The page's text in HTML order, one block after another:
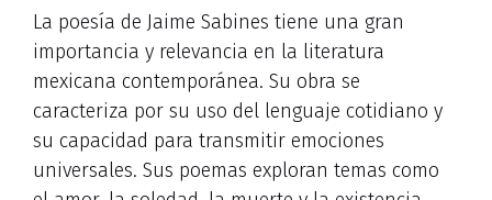
La poesía de Jaime Sabines tiene una gran
importancia y relevancia en la literatura
mexicana contemporánea. Su obra se
caracteriza por su uso del lenguaje cotidiano y
su capacidad para transmitir emociones
universales. Sus poemas exploran temas como